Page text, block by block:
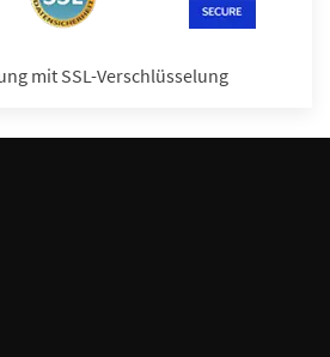
mit SSL-Verschlüsselung